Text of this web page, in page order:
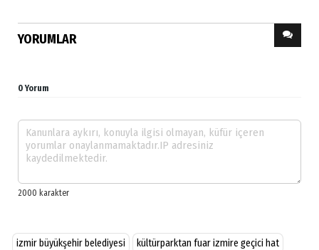
YORUMLAR
0 Yorum
izmir büyükşehir belediyesi
kültürparktan fuar izmire geçici hat